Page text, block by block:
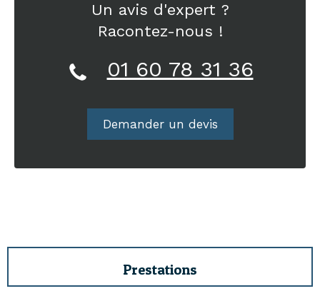
Un avis d'expert ?
Racontez-nous !
01 60 78 31 36
Demander un devis
Prestations